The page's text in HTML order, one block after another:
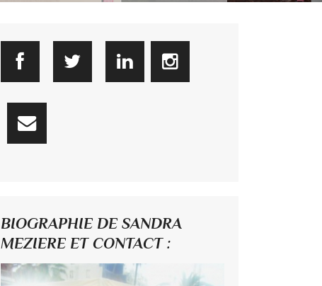
BIOGRAPHIE DE SANDRA
MEZIERE ET CONTACT :